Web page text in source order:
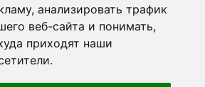
анализировать трафик
веб-сайта и понимать,
приходят наши